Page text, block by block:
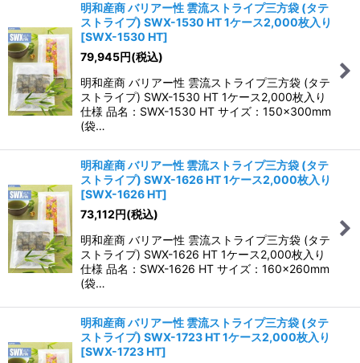
明和産商 バリアー性 雲流ストライプ三方袋 (タテ
ストライプ) SWX-1530 HT 1ケース2,000枚入り
[SWX-1530 HT]
79,945円(税込)
明和産商 バリアー性 雲流ストライプ三方袋 (タテ
ストライプ) SWX-1530 HT 1ケース2,000枚入り
仕様 品名：SWX-1530 HT サイズ：150×300mm
(袋…
明和産商 バリアー性 雲流ストライプ三方袋 (タテ
ストライプ) SWX-1626 HT 1ケース2,000枚入り
[SWX-1626 HT]
73,112円(税込)
明和産商 バリアー性 雲流ストライプ三方袋 (タテ
ストライプ) SWX-1626 HT 1ケース2,000枚入り
仕様 品名：SWX-1626 HT サイズ：160×260mm
(袋…
明和産商 バリアー性 雲流ストライプ三方袋 (タテ
ストライプ) SWX-1723 HT 1ケース2,000枚入り
[SWX-1723 HT]